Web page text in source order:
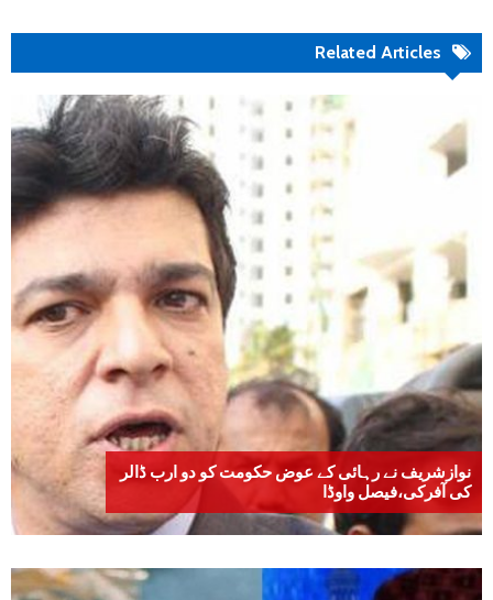
Related Articles
نوازشریف نے رہائی کے عوض حکومت کو دو ارب ڈالر
کی آفرکی،فیصل واوڈا